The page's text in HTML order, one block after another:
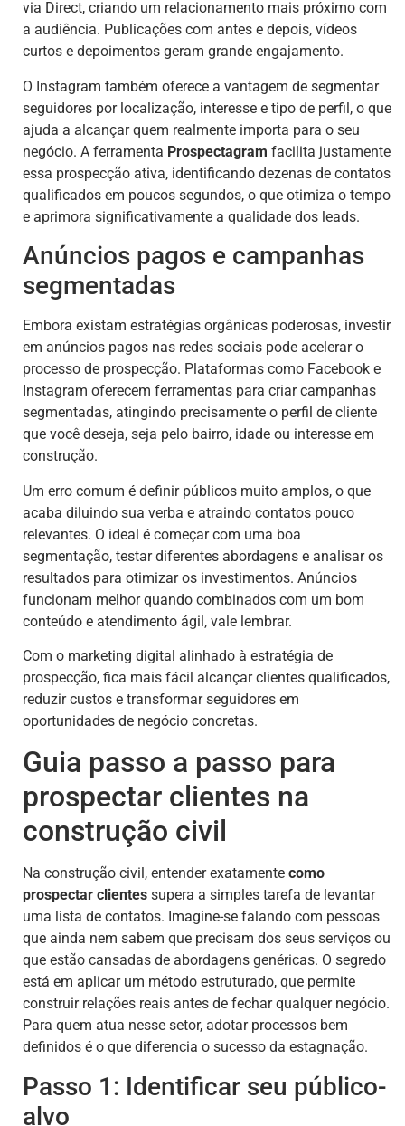
via Direct, criando um relacionamento mais próximo com
a audiência. Publicações com antes e depois, vídeos
curtos e depoimentos geram grande engajamento.
O Instagram também oferece a vantagem de segmentar
seguidores por localização, interesse e tipo de perfil, o que
ajuda a alcançar quem realmente importa para o seu
negócio. A ferramenta Prospectagram facilita justamente
essa prospecção ativa, identificando dezenas de contatos
qualificados em poucos segundos, o que otimiza o tempo
e aprimora significativamente a qualidade dos leads.
Anúncios pagos e campanhas
segmentadas
Embora existam estratégias orgânicas poderosas, investir
em anúncios pagos nas redes sociais pode acelerar o
processo de prospecção. Plataformas como Facebook e
Instagram oferecem ferramentas para criar campanhas
segmentadas, atingindo precisamente o perfil de cliente
que você deseja, seja pelo bairro, idade ou interesse em
construção.
Um erro comum é definir públicos muito amplos, o que
acaba diluindo sua verba e atraindo contatos pouco
relevantes. O ideal é começar com uma boa
segmentação, testar diferentes abordagens e analisar os
resultados para otimizar os investimentos. Anúncios
funcionam melhor quando combinados com um bom
conteúdo e atendimento ágil, vale lembrar.
Com o marketing digital alinhado à estratégia de
prospecção, fica mais fácil alcançar clientes qualificados,
reduzir custos e transformar seguidores em
oportunidades de negócio concretas.
Guia passo a passo para
prospectar clientes na
construção civil
Na construção civil, entender exatamente como
prospectar clientes supera a simples tarefa de levantar
uma lista de contatos. Imagine-se falando com pessoas
que ainda nem sabem que precisam dos seus serviços ou
que estão cansadas de abordagens genéricas. O segredo
está em aplicar um método estruturado, que permite
construir relações reais antes de fechar qualquer negócio.
Para quem atua nesse setor, adotar processos bem
definidos é o que diferencia o sucesso da estagnação.
Passo 1: Identificar seu público-
alvo